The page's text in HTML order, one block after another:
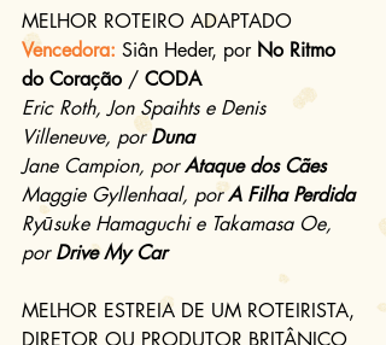
MELHOR ROTEIRO ADAPTADO
Vencedora: Siân Heder, por No Ritmo
do Coração / CODA
Eric Roth, Jon Spaihts e Denis
Villeneuve, por Duna
Jane Campion, por Ataque dos Cães
Maggie Gyllenhaal, por A Filha Perdida
Ryūsuke Hamaguchi e Takamasa Oe,
por Drive My Car
MELHOR ESTREIA DE UM ROTEIRISTA,
DIRETOR OU PRODUTOR BRITÂNICO